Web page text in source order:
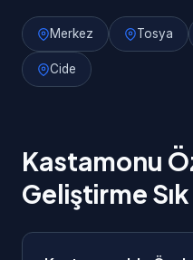
Merkez Tosya
Cide
Kastamonu
Geliştirme